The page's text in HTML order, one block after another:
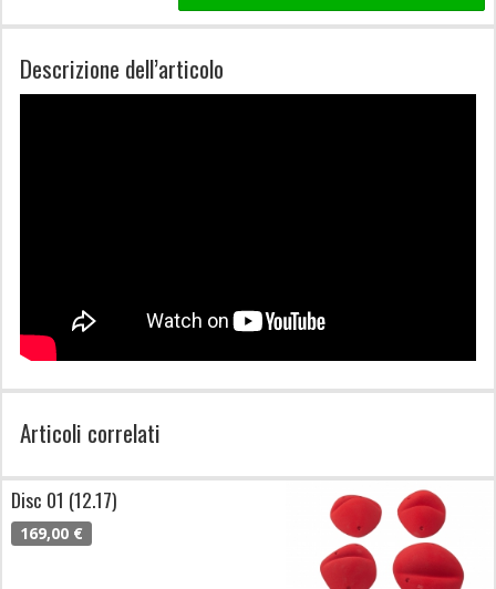
Descrizione dell’articolo
Articoli correlati
Disc 01 (12.17)
169,00 €